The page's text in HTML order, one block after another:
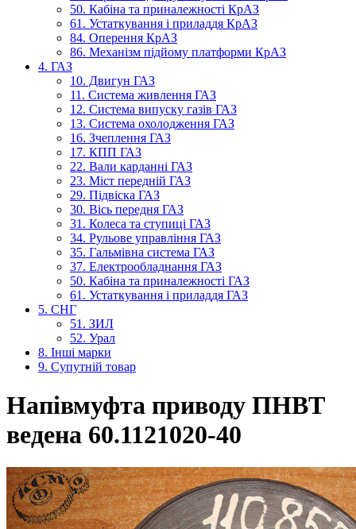
50. Кабіна та приналежності КрАЗ
61. Устаткування і приладдя КрАЗ
84. Оперення КрАЗ
86. Механізм підйому платформи КрАЗ
4. ГАЗ
10. Двигун ГАЗ
11. Система живлення ГАЗ
12. Система випуску газів ГАЗ
13. Система охолодження ГАЗ
16. Зчеплення ГАЗ
17. КПП ГАЗ
22. Вали карданні ГАЗ
23. Міст передній ГАЗ
29. Підвіска ГАЗ
30. Вісь передня ГАЗ
31. Колеса та ступиці ГАЗ
34. Рульове управління ГАЗ
35. Гальмівна система ГАЗ
37. Електрообладнання ГАЗ
50. Кабіна та приналежності ГАЗ
61. Устаткування і приладдя ГАЗ
5. СНГ
51. ЗИЛ
52. Урал
8. Інші марки
9. Супутній товар
Напівмуфта приводу ПНВТ
ведена 60.1121020-40